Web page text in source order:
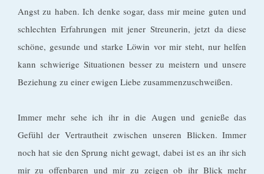
Angst zu haben. Ich denke sogar, dass mir meine guten und
schlechten Erfahrungen mit jener Streunerin, jetzt da diese
schöne, gesunde und starke Löwin vor mir steht, nur helfen
kann schwierige Situationen besser zu meistern und unsere
Beziehung zu einer ewigen Liebe zusammenzuschweißen.
Immer mehr sehe ich ihr in die Augen und genieße das
Gefühl der Vertrautheit zwischen unseren Blicken. Immer
noch hat sie den Sprung nicht gewagt, dabei ist es an ihr sich
mir zu offenbaren und mir zu zeigen ob ihr Blick mehr